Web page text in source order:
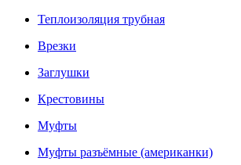
Теплоизоляция трубная
Врезки
Заглушки
Крестовины
Муфты
Муфты разъёмные (американки)